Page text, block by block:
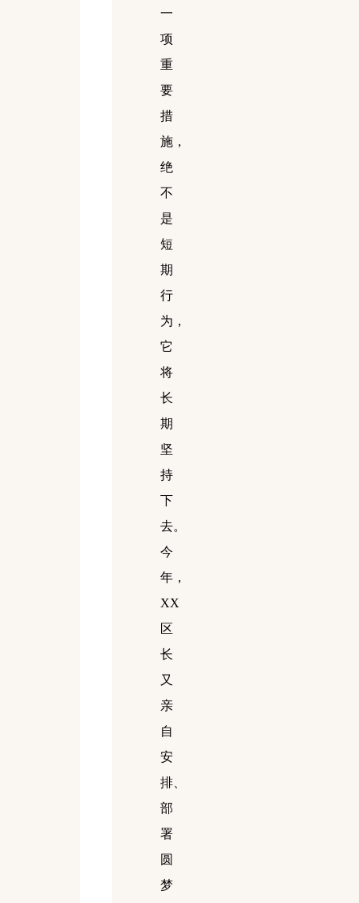
一
项
重
要
措
施 ，
绝
不
是
短
期
行
为，
它
将
长
期
坚
持
下
去。
今
年，
XX
区
长
又
亲
自
安
排、
部
署
圆
梦